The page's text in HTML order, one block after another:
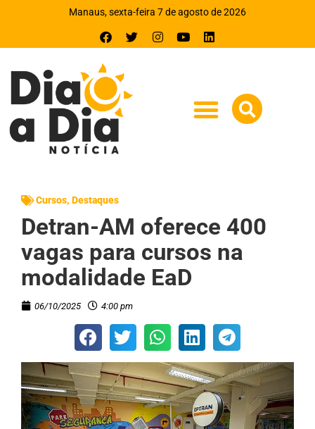
Manaus, sexta-feira 7 de agosto de 2026
Cursos, Destaques
Detran-AM oferece 400
vagas para cursos na
modalidade EaD
06/10/2025 4:00 pm